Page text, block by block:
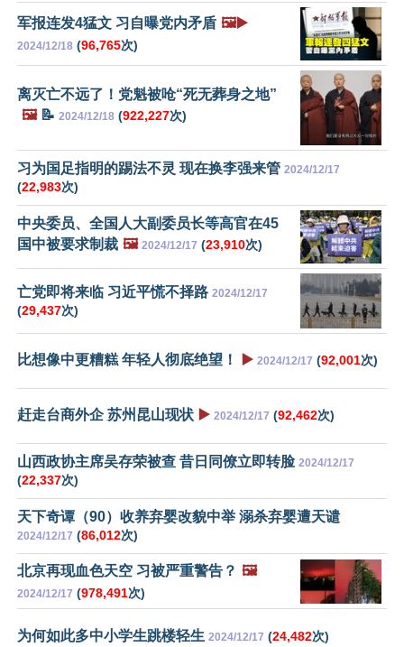
军报连发4猛文 习自曝党内矛盾 🖼️▶️
2024/12/18 (96,765次)
离灭亡不远了！党魁被呛“死无葬身之地”
🖼️📝 2024/12/18 (922,227次)
习为国足指明的踢法不灵 现在换李强来管 2024/12/17
(22,983次)
中央委员、全国人大副委员长等高官在45
国中被要求制裁 🖼️ 2024/12/17 (23,910次)
亡党即将来临 习近平慌不择路 2024/12/17
(29,437次)
比想像中更糟糕 年轻人彻底绝望！ ▶️ 2024/12/17 (92,001次)
赶走台商外企 苏州昆山现状 ▶️ 2024/12/17 (92,462次)
山西政协主席吴存荣被查 昔日同僚立即转脸 2024/12/17
(22,337次)
天下奇谭（90）收养弃婴改貌中举 溺杀弃婴遭天谴
2024/12/17 (86,012次)
北京再现血色天空 习被严重警告？ 🖼️
2024/12/17 (978,491次)
为何如此多中小学生跳楼轻生 2024/12/17 (24,482次)